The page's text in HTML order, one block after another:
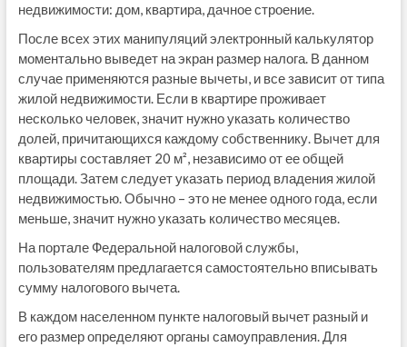
недвижимости: дом, квартира, дачное строение.
После всех этих манипуляций электронный калькулятор
моментально выведет на экран размер налога. В данном
случае применяются разные вычеты, и все зависит от типа
жилой недвижимости. Если в квартире проживает
несколько человек, значит нужно указать количество
долей, причитающихся каждому собственнику. Вычет для
квартиры составляет 20 м², независимо от ее общей
площади. Затем следует указать период владения жилой
недвижимостью. Обычно – это не менее одного года, если
меньше, значит нужно указать количество месяцев.
На портале Федеральной налоговой службы,
пользователям предлагается самостоятельно вписывать
сумму налогового вычета.
В каждом населенном пункте налоговый вычет разный и
его размер определяют органы самоуправления. Для